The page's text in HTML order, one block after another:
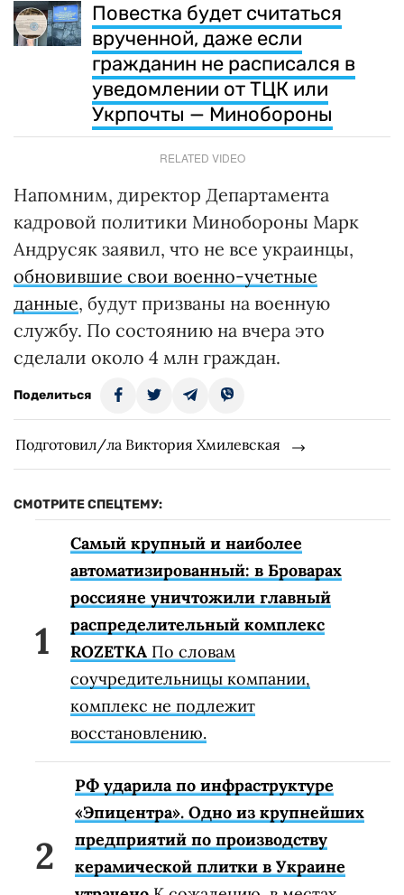
Повестка будет считаться
врученной, даже если
гражданин не расписался в
уведомлении от ТЦК или
Укрпочты — Минобороны
RELATED VIDEO
Напомним, директор Департамента
кадровой политики Минобороны Марк
Андрусяк заявил, что не все украинцы,
обновившие свои военно-учетные
данные, будут призваны на военную
службу. По состоянию на вчера это
сделали около 4 млн граждан.
Поделиться
Подготовил/ла Виктория Хмилевская
СМОТРИТЕ СПЕЦТЕМУ:
Самый крупный и наиболее
автоматизированный: в Броварах
россияне уничтожили главный
распределительный комплекс
ROZETKA По словам
соучредительницы компании,
комплекс не подлежит
восстановлению.
РФ ударила по инфраструктуре
«Эпицентра». Одно из крупнейших
предприятий по производству
керамической плитки в Украине